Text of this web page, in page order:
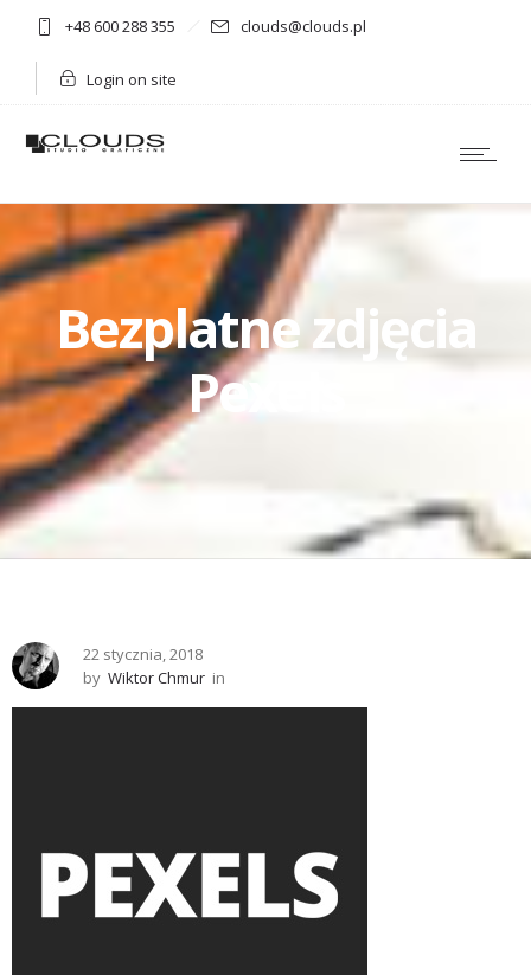
+48 600 288 355 clouds@clouds.pl
Login on site
Bezplatne zdjęcia
Pexels
22 stycznia, 2018
by Wiktor Chmur in